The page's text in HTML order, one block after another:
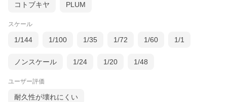
コトブキヤ PLUM
スケール
1/144 1/100 1/35 1/72 1/60 1/1
ノンスケール 1/24 1/20 1/48
ユーザー評価
耐久性が壊れにくい